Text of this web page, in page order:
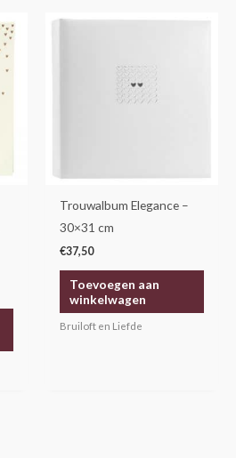
Trouwalbum Elegance –
30×31 cm
€37,50
Toevoegen aan
winkelwagen
Bruiloft en Liefde